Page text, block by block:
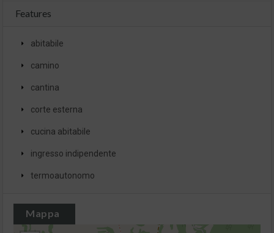
Features
abitabile
camino
cantina
corte esterna
cucina abitabile
ingresso indipendente
termoautonomo
Mappa